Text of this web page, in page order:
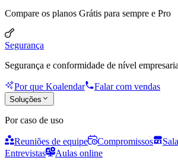
Compare os planos Grátis para sempre e Pro
Segurança
Segurança e conformidade de nível
Por que Koalendar Falar com vendas
Soluções
Por caso de uso
Reuniões de equipe Compromissos
Entrevistas
Aulas online